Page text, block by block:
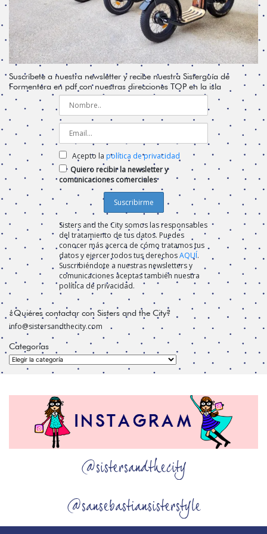
Suscríbete a nuestra newsletter y recibe nuestra Sisterguía de
Formentera en pdf con nuestras direcciones TOP en la isla
Acepto la política de privacidad
Quiero recibir la newsletter y
comunicaciones comerciales
Sisters and the City somos las responsables
del tratamiento de tus datos. Puedes
conocer más acerca de cómo tratamos tus
datos y ejercer todos tus derechosAQUÍ.
Suscribiéndote a nuestras newsletters y
comunicaciones aceptas también nuestra
política de privacidad.
¿Quiéres contactar con Sisters and the City?
info@sistersandthecity.com
Categorías
Categorías
@sistersandthecity
@sansebastiansisterstyle